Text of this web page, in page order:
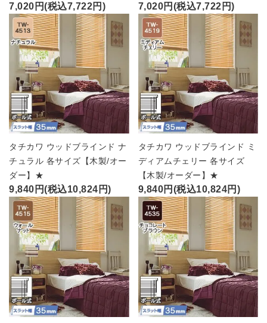
7,020円(税込7,722円) 7,020円(税込7,722円)
タチカワ ウッドブラインド ナ
チュラル 各サイズ【木製/オー
ダー】★
9,840円(税込10,824円)
タチカワ ウッドブラインド ミ
ディアムチェリー 各サイズ
【木製/オーダー】★
9,840円(税込10,824円)